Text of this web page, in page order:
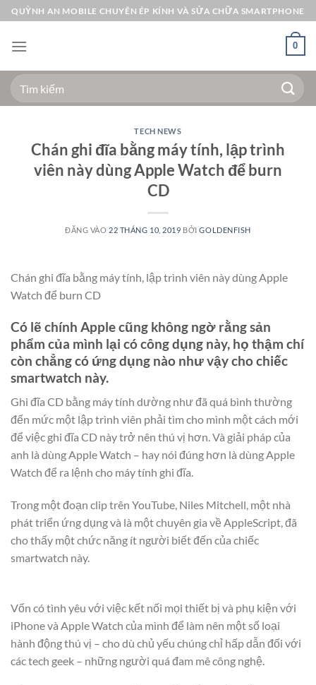
Bỏ
qua
nội
QUỲNH AN MOBILE CHUYÊN ÉP KÍNH VÀ SỬA CHỮA SMARTPHONE
0
Tìm
kiếm:
TECH NEWS
Chán ghi đĩa bằng máy tính, lập trình
viên này dùng Apple Watch để burn
CD
ĐĂNG VÀO 22 THÁNG 10, 2019 BỞIGOLDENFISH
Chán ghi đĩa bằng máy tính, lập trình viên này dùng Apple
Watch để burn CD
Có lẽ chính Apple cũng không ngờ rằng sản
phẩm của mình lại có công dụng này, họ thậm chí
còn chẳng có ứng dụng nào như vậy cho chiếc
smartwatch này.
Ghi đĩa CD bằng máy tính dường như đã quá bình thường
đến mức một lập trình viên phải tìm cho mình một cách mới
để việc ghi đĩa CD này trở nên thú vị hơn. Và giải pháp của
anh là dùng Apple Watch – hay nói đúng hơn là dùng Apple
Watch để ra lệnh cho máy tính ghi đĩa.
Trong một đoạn clip trên YouTube, Niles Mitchell, một nhà
phát triển ứng dụng và là một chuyên gia về AppleScript, đã
cho thấy một chức năng ít người biết đến của chiếc
smartwatch này.
Vốn có tình yêu với việc kết nối mọi thiết bị và phụ kiện với
iPhone và Apple Watch của mình để làm nên một số loại
hành động thú vị – cho dù chủ yếu chúng chỉ hấp dẫn đối với
các tech geek – những người quá đam mê công nghệ.